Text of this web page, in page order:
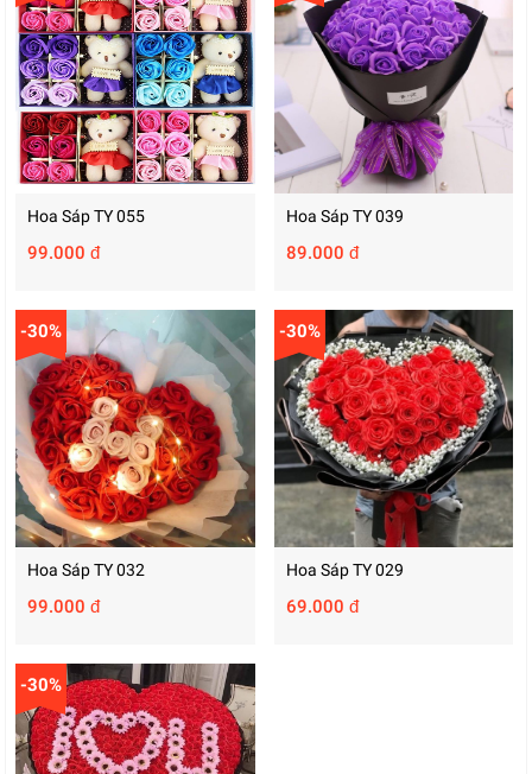
Hoa Sáp TY 055
99.000 đ
Hoa Sáp TY 039
89.000 đ
-30%
Hoa Sáp TY 032
99.000 đ
-30%
Hoa Sáp TY 029
69.000 đ
-30%